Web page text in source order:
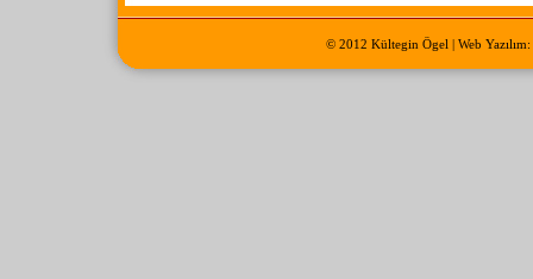
© 2012 Kültegin Ögel | Web